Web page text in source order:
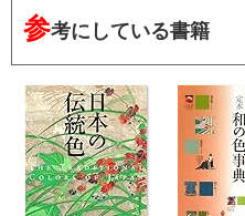
参考にしている書籍